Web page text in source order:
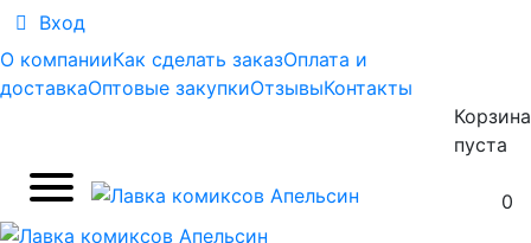
Вход
О компанииКак сделать заказОплата и
доставкаОптовые закупкиОтзывыКонтакты
Корзина
пуста
0